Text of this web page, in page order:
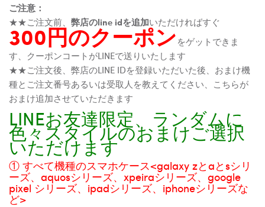
ご注意：
★★ご注文前、 弊店のline idを追加いただければすぐ
300円のクーポンをゲットできま
す、クーポンコートがLINEで送りいたします
★★ご注文後、弊店のLINE IDを登録いただいた後、おまけ機
種とご注文番号あるいは受取人を教えてください、こちらが
おまけ追加させていただきます
LINEお友達限定、ランダムに
色々スタイルのおまけご選択
いただけます
① すべて機種のスマホケース<galaxy zとaとsシリ
ーズ、aquosシリーズ、xpeiraシリーズ、google
pixel シリーズ、ipadシリーズ、iphoneシリーズな
ど>